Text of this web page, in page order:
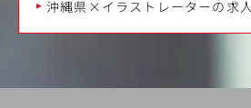
沖縄県×イラストレーターの求人